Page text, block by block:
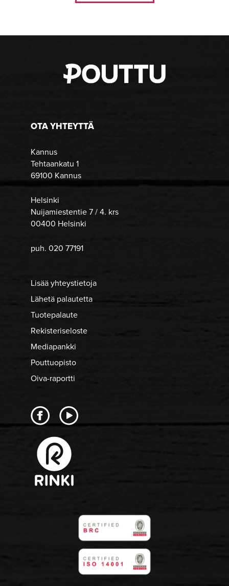
OTA YHTEYTTÄ
Kannus
Tehtaankatu 1
69100 Kannus
Helsinki
Nuijamiestentie 7 / 4. krs
00400 Helsinki
puh. 020 77191
Lisää yhteystietoja
Lähetä palautetta
Tuotepalaute
Rekisteriseloste
Mediapankki
Pouttuopisto
Oiva-raportti